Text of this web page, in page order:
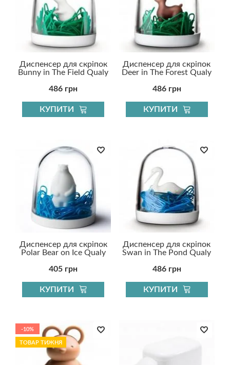
Диспенсер для скріпок
Bunny in The Field Qualy
486 грн
КУПИТИ
Диспенсер для скріпок
Deer in The Forest Qualy
486 грн
КУПИТИ
Диспенсер для скріпок
Polar Bear on Ice Qualy
405 грн
КУПИТИ
Диспенсер для скріпок
Swan in The Pond Qualy
486 грн
КУПИТИ
-10%
ТОВАР ТИЖНЯ